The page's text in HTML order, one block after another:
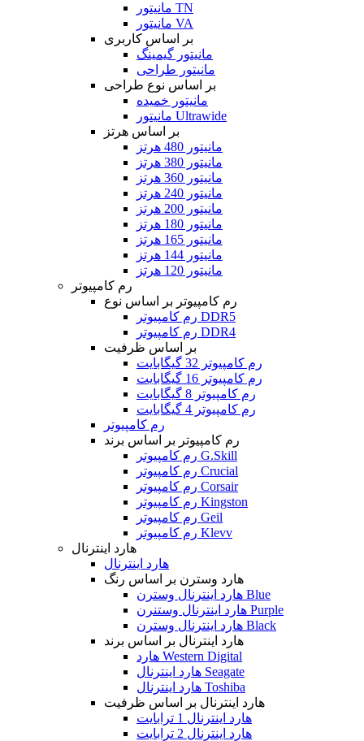
مانیتور TN
مانیتور VA
بر اساس کاربری
مانیتور گیمینگ
مانیتور طراحی
بر اساس نوع طراحی
مانیتور خمیده
مانیتور Ultrawide
بر اساس هرتز
مانیتور 480 هرتز
مانیتور 380 هرتز
مانیتور 360 هرتز
مانیتور 240 هرتز
مانیتور 200 هرتز
مانیتور 180 هرتز
مانیتور 165 هرتز
مانیتور 144 هرتز
مانیتور 120 هرتز
رم کامپیوتر
رم کامپیوتر بر اساس نوع
رم کامپیوتر DDR5
رم کامپیوتر DDR4
بر اساس ظرفیت
رم کامپیوتر 32 گیگابایت
رم کامپیوتر 16 گیگابایت
رم کامپیوتر 8 گیگابایت
رم کامپیوتر 4 گیگابایت
رم کامپیوتر
رم کامپیوتر بر اساس برند
رم کامپیوتر G.Skill
رم کامپیوتر Crucial
رم کامپیوتر Corsair
رم کامپیوتر Kingston
رم کامپیوتر Geil
رم کامپیوتر Klevv
هارد اینترنال
هارد اینترنال
هارد وسترن بر اساس رنگ
هارد اینترنال وسترن Blue
هارد اینترنال وستنرن Purple
هارد اینترنال وسترن Black
هارد اینترنال بر اساس برند
هارد Western Digital
هارد اینترنال Seagate
هارد اینترنال Toshiba
هارد اینترنال بر اساس ظرفیت
هارد اینترنال 1 ترابایت
هارد اینترنال 2 ترابایت